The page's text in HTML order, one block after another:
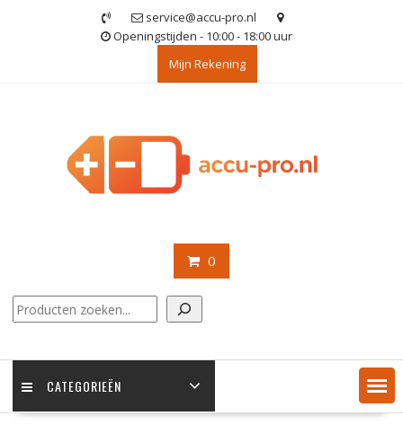
service@accu-pro.nl
Openingstijden - 10:00 - 18:00 uur
Mijn Rekening
0
Zoeken
CATEGORIEËN